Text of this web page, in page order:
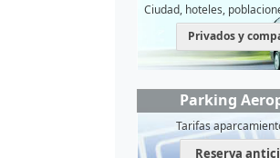
Ciudad, hoteles,
Privados y
Parking
Tarifas
Reserva